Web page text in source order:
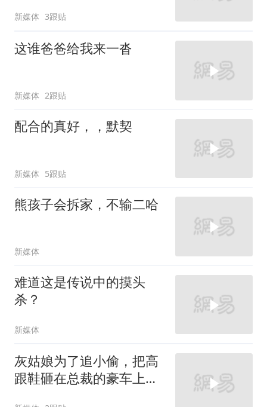
新媒体 3跟贴
这谁爸爸给我来一沓
新媒体 2跟贴
配合的真好，，默契
新媒体 5跟贴
熊孩子会拆家，不输二哈
新媒体
难道这是传说中的摸头
杀？
新媒体
灰姑娘为了追小偷，把高
跟鞋砸在总裁的豪车上，